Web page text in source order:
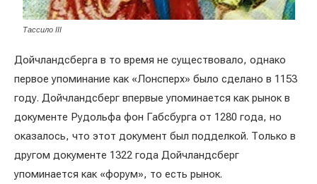
Тассило III
Дойчландсберга в то время не существовало, однако
первое упоминание как «Лонсперх» было сделано в 1153
году. Дойчландсберг впервые упоминается как рынок в
документе Рудольфа фон Габсбурга от 1280 года, но
оказалось, что этот документ был подделкой. Только в
другом документе 1322 года Дойчландсберг
упоминается как «форум», то есть рынок.